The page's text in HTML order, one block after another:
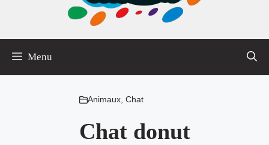
Menu
Animaux, Chat
Chat donut